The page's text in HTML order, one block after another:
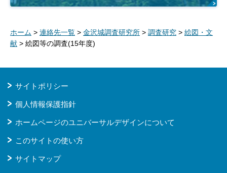
ホーム > 連絡先一覧 > 金沢城調査研究所 > 調査研究 > 絵図・文
献 > 絵図等の調査(15年度)
サイトポリシー
個人情報保護指針
ホームページのユニバーサルデザインについて
このサイトの使い方
サイトマップ